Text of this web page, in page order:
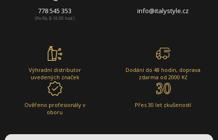
778 545 353
(Po-Pá, 8-16:00 hod.)
info@italystyle.cz
Výhradní distributor
uvedených značek
Dodání do 48 hodin, doprava
zdarma od 2000 Kč
Ověřeno profesionály v
oboru
Přes 30 let zkušeností